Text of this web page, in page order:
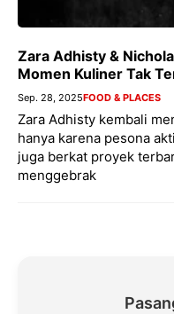
Zara Adhisty &
Momen Kuliner Tak
Sep. 28, 2025FOOD & PLACES
Zara Adhisty kembali
hanya karena pesona
juga berkat proyek
menggebrak